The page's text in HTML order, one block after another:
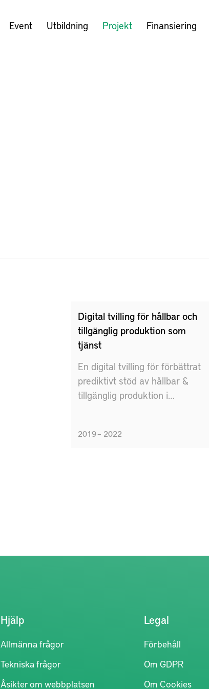
Event Utbildning Projekt Finansiering
Digital tvilling för hållbar och
tillgänglig produktion som
tjänst
En digital tvilling för förbättrat
prediktivt stöd av hållbar &
tillgänglig produktion i
2019 – 2022
Hjälp
Allmänna frågor
Tekniska frågor
Åsikter om webbplatsen
Legal
Förbehåll
Om GDPR
Om Cookies